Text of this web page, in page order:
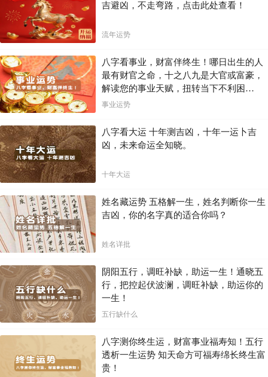
吉避凶，不走弯路，点击此处查看！
流年运势
八字看事业，财富伴终生！哪日出生的人
最有财官之命，十之八九是大官或富豪，
解读您的事业天赋，扭转当下不利困
局！！
事业运势
八字看大运 十年测吉凶，十年一运卜吉
凶，未来命运全知晓。
十年大运
姓名藏运势 五格解一生，姓名判断你一生
吉凶，你的名字真的适合你吗？
姓名详批
阴阳五行，调旺补缺，助运一生！通晓五
行，把控起伏波澜，调旺补缺，助运你的
一生！
五行缺什么
八字测你终生运，财富事业福寿知！五行
透析一生运势 知天命方可福寿绵长终生富
贵！